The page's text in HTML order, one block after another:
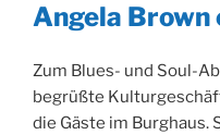
Angela Brown
Zum Blues- und Soul-
begrüßte
die Gäste im Burghaus.